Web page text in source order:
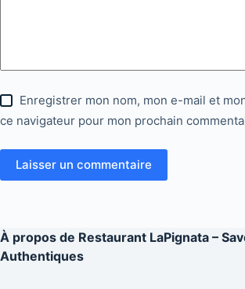
Enregistrer mon nom, mon e-mail et
ce navigateur pour mon prochain
Laisser un commentaire
À propos de Restaurant LaPignata –
Authentiques